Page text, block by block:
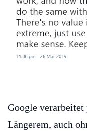
Google
Längerem, auch